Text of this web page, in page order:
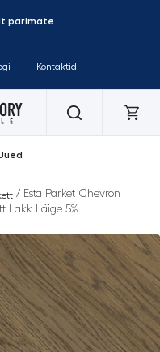
parimate
Kontaktid
/ Esta Parket Chevron
Lakk Läige 5%